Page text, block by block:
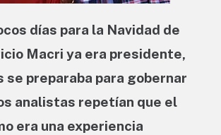
días para la Navidad de
Macri ya era presidente,
se preparaba para gobernar
analistas repetían que el
era una experiencia